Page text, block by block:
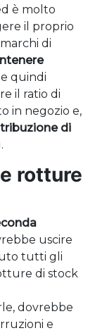
è molto
il proprio
di
e quindi
il ratio di
in negozio e,
di
rotture
uscire
tutti gli
di stock
dovrebbe
e